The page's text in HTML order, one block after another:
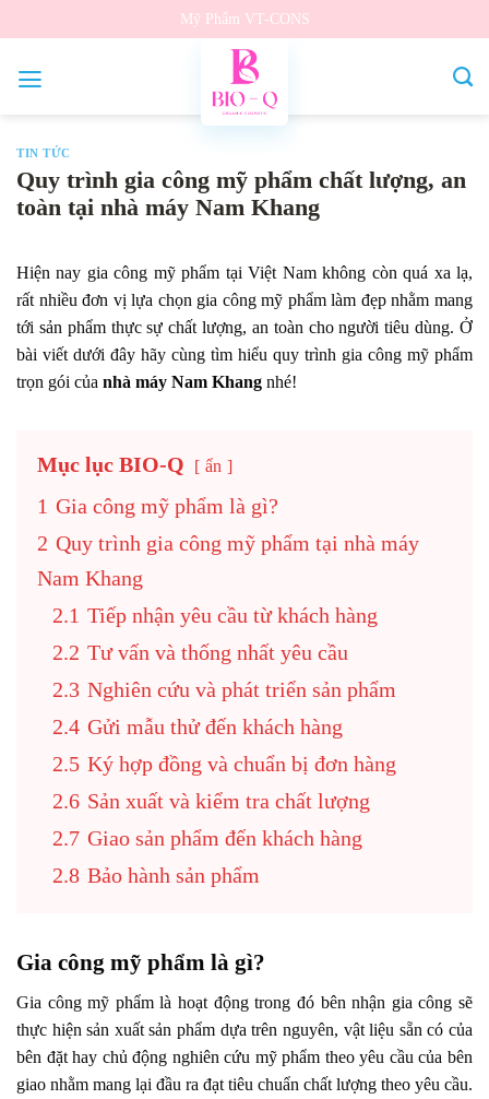
qua
nội
Mỹ Phẩm VT-CONS
TIN TỨC
Quy trình gia công mỹ phẩm chất lượng, an
toàn tại nhà máy Nam Khang
Hiện nay gia công mỹ phẩm tại Việt Nam không còn quá xa lạ,
rất nhiều đơn vị lựa chọn gia công mỹ phẩm làm đẹp nhằm mang
tới sản phẩm thực sự chất lượng, an toàn cho người tiêu dùng. Ở
bài viết dưới đây hãy cùng tìm hiểu quy trình gia công mỹ phẩm
trọn gói của nhà máy Nam Khang nhé!
Mục lục BIO-Q ẩn
1 Gia công mỹ phẩm là gì?
2 Quy trình gia công mỹ phẩm tại nhà máy
Nam Khang
2.1 Tiếp nhận yêu cầu từ khách hàng
2.2 Tư vấn và thống nhất yêu cầu
2.3 Nghiên cứu và phát triển sản phẩm
2.4 Gửi mẫu thử đến khách hàng
2.5 Ký hợp đồng và chuẩn bị đơn hàng
2.6 Sản xuất và kiểm tra chất lượng
2.7 Giao sản phẩm đến khách hàng
2.8 Bảo hành sản phẩm
Gia công mỹ phẩm là gì?
Gia công mỹ phẩm là hoạt động trong đó bên nhận gia công sẽ
thực hiện sản xuất sản phẩm dựa trên nguyên, vật liệu sẵn có của
bên đặt hay chủ động nghiên cứu mỹ phẩm theo yêu cầu của bên
giao nhằm mang lại đầu ra đạt tiêu chuẩn chất lượng theo yêu cầu.